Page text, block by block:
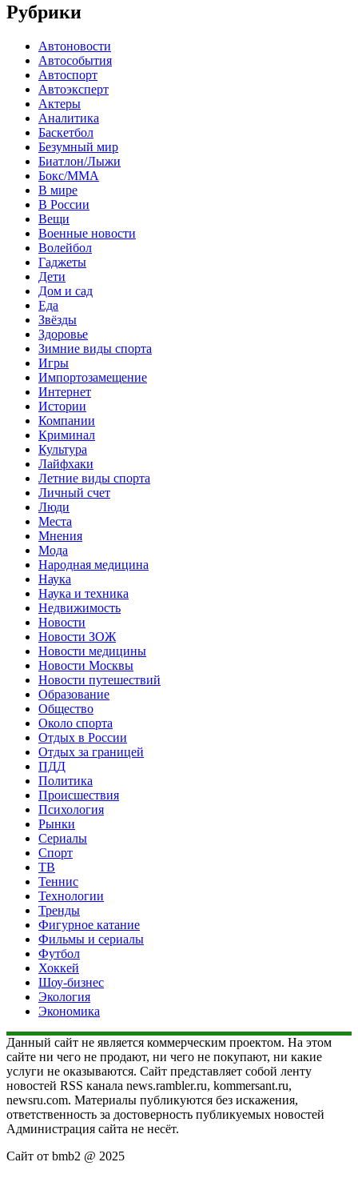
Рубрики
Автоновости
Автособытия
Автоспорт
Автоэксперт
Актеры
Аналитика
Баскетбол
Безумный мир
Биатлон/Лыжи
Бокс/MMA
В мире
В России
Вещи
Военные новости
Волейбол
Гаджеты
Дети
Дом и сад
Еда
Звёзды
Здоровье
Зимние виды спорта
Игры
Импортозамещение
Интернет
Истории
Компании
Криминал
Культура
Лайфхаки
Летние виды спорта
Личный счет
Люди
Места
Мнения
Мода
Народная медицина
Наука
Наука и техника
Недвижимость
Новости
Новости ЗОЖ
Новости медицины
Новости Москвы
Новости путешествий
Образование
Общество
Около спорта
Отдых в России
Отдых за границей
ПДД
Политика
Происшествия
Психология
Рынки
Сериалы
Спорт
ТВ
Теннис
Технологии
Тренды
Фигурное катание
Фильмы и сериалы
Футбол
Хоккей
Шоу-бизнес
Экология
Экономика
Данный сайт не является коммерческим проектом. На этом
сайте ни чего не продают, ни чего не покупают, ни какие
услуги не оказываются. Сайт представляет собой ленту
новостей RSS канала news.rambler.ru, kommersant.ru,
newsru.com. Материалы публикуются без искажения,
ответственность за достоверность публикуемых новостей
Администрация сайта не несёт.
Сайт от bmb2 @ 2025